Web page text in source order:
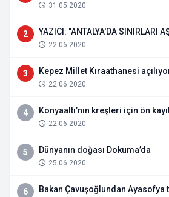
31.05.2020
2 YAZICI: "ANTALYA'DA SINIRLARI
22.06.2020
3 Kepez Millet Kıraathanesi
22.06.2020
4 Konyaaltı’nın kreşleri için ön
22.06.2020
5 Dünyanın doğası Dokuma’da
25.06.2020
6 Bakan Çavuşoğlundan Ayasofya